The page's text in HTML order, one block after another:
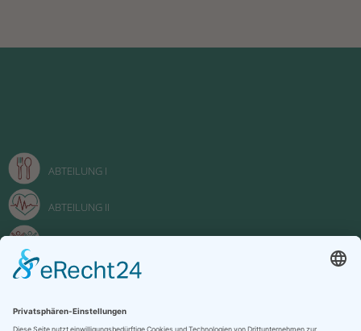
ABTEILUNG I
ABTEILUNG II
FACHOBERSCHULE